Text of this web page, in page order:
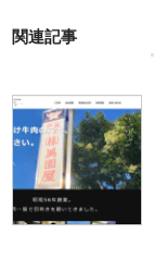
関連記事